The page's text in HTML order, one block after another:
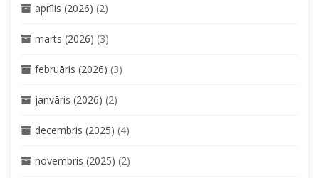
aprīlis (2026) (2)
marts (2026) (3)
februāris (2026) (3)
janvāris (2026) (2)
decembris (2025) (4)
novembris (2025) (2)